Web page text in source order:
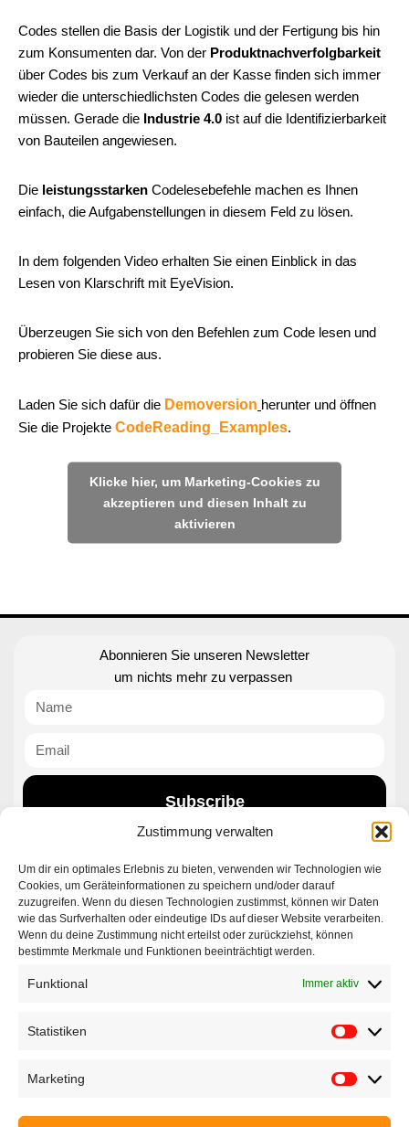
Zustimmung verwalten
Um dir ein optimales Erlebnis zu bieten, verwenden wir Technologien wie
Cookies, um Geräteinformationen zu speichern und/oder darauf
zuzugreifen. Wenn du diesen Technologien zustimmst, können wir Daten
wie das Surfverhalten oder eindeutige IDs auf dieser Website verarbeiten.
Wenn du deine Zustimmung nicht erteilst oder zurückziehst, können
bestimmte Merkmale und Funktionen beeinträchtigt werden.
Funktional Immer aktiv
Statistiken
Marketing
Codes stellen die Basis der Logistik und der Fertigung bis hin
zum Konsumenten dar. Von der Produktnachverfolgbarkeit
über Codes bis zum Verkauf an der Kasse finden sich immer
wieder die unterschiedlichsten Codes die gelesen werden
müssen. Gerade die Industrie 4.0 ist auf die Identifizierbarkeit
von Bauteilen angewiesen.
Die leistungsstarken Codelesebefehle machen es Ihnen
einfach, die Aufgabenstellungen in diesem Feld zu lösen.
In dem folgenden Video erhalten Sie einen Einblick in das
Lesen von Klarschrift mit EyeVision.
Überzeugen Sie sich von den Befehlen zum Code lesen und
probieren Sie diese aus.
Laden Sie sich dafür die Demoversion herunter und öffnen
Sie die Projekte CodeReading_Examples.
Klicke hier, um Marketing-Cookies zu
akzeptieren und diesen Inhalt zu
aktivieren
Abonnieren Sie unseren Newsletter
um nichts mehr zu verpassen
Subscribe
Contact|Support
Ettlinger Straße 59, 76137 Karlsruhe, Germany
+49 721 668004230
Startseite
Unternehmen